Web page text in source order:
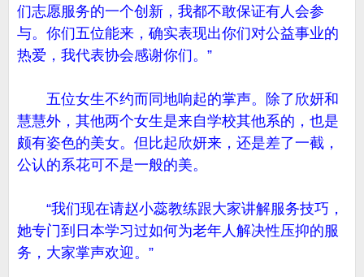
们志愿服务的一个创新，我都不敢保证有人会参
与。你们五位能来，确实表现出你们对公益事业的
热爱，我代表协会感谢你们。”
五位女生不约而同地响起的掌声。除了欣妍和
慧慧外，其他两个女生是来自学校其他系的，也是
颇有姿色的美女。但比起欣妍来，还是差了一截，
公认的系花可不是一般的美。
“我们现在请赵小蕊教练跟大家讲解服务技巧，
她专门到日本学习过如何为老年人解决性压抑的服
务，大家掌声欢迎。”